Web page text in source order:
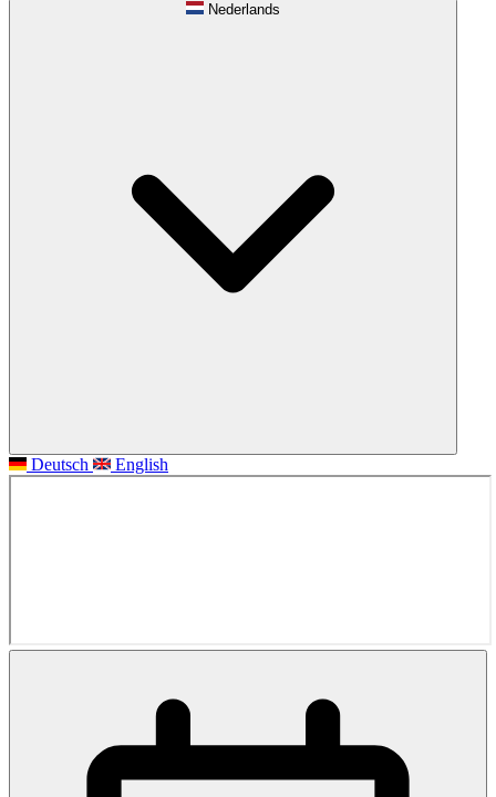
Nederlands
Deutsch English